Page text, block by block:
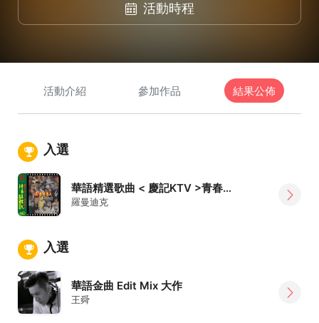
活動時程
活動介紹 參加作品 結果公佈
入選
華語精選歌曲 < 慶記KTV >青春真偉大
羅曼迪克
入選
華語金曲 Edit Mix 大作
王舜